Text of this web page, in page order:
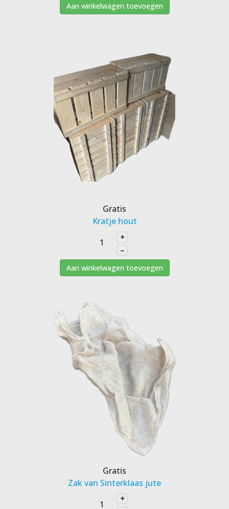
Aan winkelwagen toevoegen
Gratis
Kratje hout
+
–
Aan winkelwagen toevoegen
Gratis
Zak van Sinterklaas jute
+